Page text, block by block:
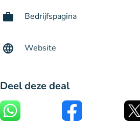
Bedrijfspagina
Website
Deel deze deal